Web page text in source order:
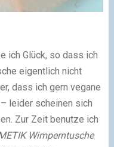
ich Glück, so dass ich
eigentlich nicht
dass ich gern vegane
leider scheinen sich
Zur Zeit benutze ich
Wimperntusche